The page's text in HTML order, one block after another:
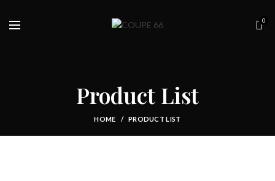
0
Product List
HOME PRODUCT LIST